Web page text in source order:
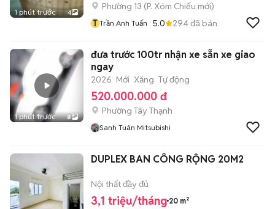
1 phút trước 4
Phường 13 (P. Xóm Chiếu mới)
T Trần Anh Tuấn 5.0 294đã bán
1 phút trước 8
đưa trước 100tr nhận xe sẵn xe giao
ngay
2026 Mới Xăng Tự động
520.000.000 đ
Phường Tây Thạnh
Sanh Tuân Mitsubishi
DUPLEX BAN CÔNG RỘNG 20M2
Nội thất đầy đủ
3,1 triệu/tháng 20 m²